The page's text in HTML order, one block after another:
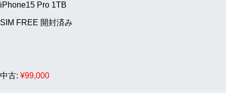
iPhone15 Pro 1TB
SIM FREE 開封済み
中古: ¥99,000